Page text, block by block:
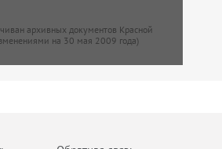
архивных документов Красной
на 30 мая 2009 года)